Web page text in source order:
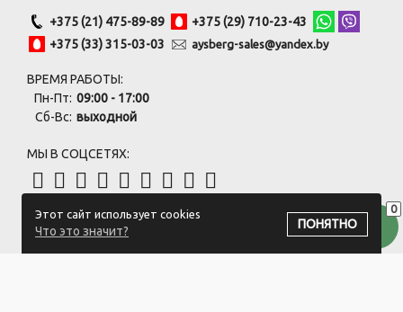
0
Этот сайт использует cookies
Что это значит?
ПОНЯТНО
+375 (21) 475-89-89
+375 (29) 710-23-43
+375 (33) 315-03-03
aysberg-sales@yandex.by
ВРЕМЯ РАБОТЫ:
Пн-Пт: 09:00 - 17:00
Сб-Вс: выходной
МЫ В СОЦСЕТЯХ:
ПОДПИСАТЬСЯ НА РАССЫЛКУ